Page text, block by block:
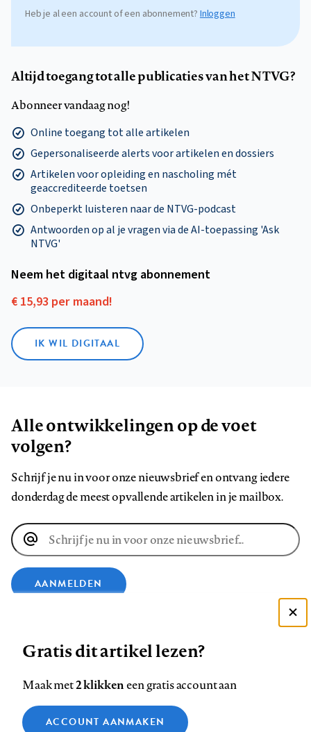
Heb je al een account of een abonnement?Inloggen
Altijd toegang tot alle publicaties van het NTVG?
Abonneer vandaag nog!
Online toegang tot alle artikelen
Gepersonaliseerde alerts voor artikelen en dossiers
Artikelen voor opleiding en nascholing mét
geaccrediteerde toetsen
Onbeperkt luisteren naar de NTVG-podcast
Antwoorden op al je vragen via de AI-toepassing 'Ask
NTVG'
Neem het digitaal ntvg abonnement
€ 15,93 per maand!
IK WIL DIGITAAL
Alle ontwikkelingen op de voet
volgen?
Schrijf je nu in voor onze nieuwsbrief en ontvang iedere
donderdag de meest opvallende artikelen in je mailbox.
E-
mailadres
AANMELDEN
op
op
op
ons
op
Contact Colofon Disclaimer Privacy
Gratis dit artikel lezen?
Maak met2 klikkeneen gratis account aan
ACCOUNT AANMAKEN
Zie onze cookie policy